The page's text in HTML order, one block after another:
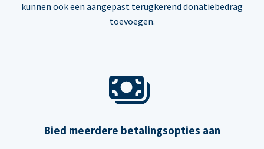
kunnen ook een aangepast terugkerend donatiebedrag
toevoegen.
Bied meerdere betalingsopties aan